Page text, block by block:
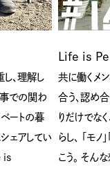
し、理解し
事での関わ
ートの暮
シェアしてい
is
Life is
共に働くメ
合う、認め
りだけでな
らし、 「モ
こう。 そん